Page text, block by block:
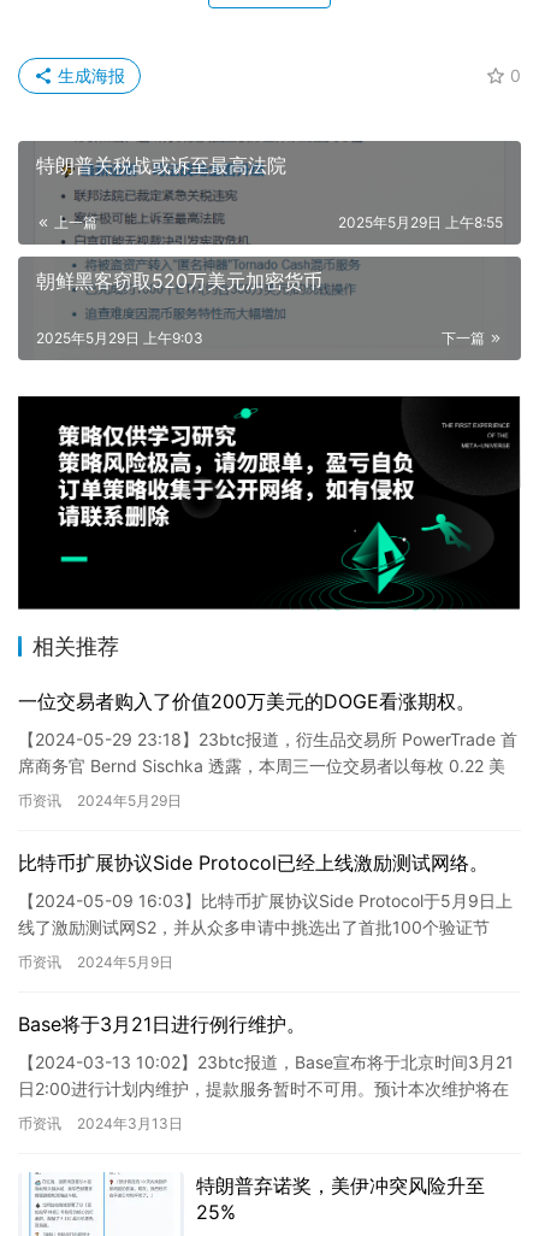
0
生成海报
特朗普关税战或诉至最高法院
上一篇 2025年5月29日 上午8:55
朝鲜黑客窃取520万美元加密货币
下一篇
2025年5月29日 上午9:03
相关推荐
一位交易者购入了价值200万美元的DOGE看涨期权。
【2024-05-29 23:18】23btc报道，衍生品交易所 PowerTrade 首
席商务官 Bernd Sischka 透露，本周三一位交易者以每枚 0.22 美
元的价格购…
币资讯 2024年5月29日
比特币扩展协议Side Protocol已经上线激励测试网络。
【2024-05-09 16:03】比特币扩展协议Side Protocol于5月9日上
线了激励测试网S2，并从众多申请中挑选出了首批100个验证节
点。此外，Side Protoc…
币资讯 2024年5月9日
Base将于3月21日进行例行维护。
【2024-03-13 10:02】23btc报道，Base宣布将于北京时间3月21
日2:00进行计划内维护，提款服务暂时不可用。预计本次维护将在
一小时内完成。 这则新闻对加密货币…
币资讯 2024年3月13日
特朗普弃诺奖，美伊冲突风险升至
25%